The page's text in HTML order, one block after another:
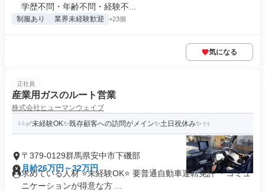
学歴不問・年齢不問・経験不...
制服あり 業界未経験歓迎 +23個
気になる
正社員
産業用ガスのルート営業
株式会社ヒューマンウェイブ
✅未経験OK✨既存顧客への訪問がメイン✨土日祝休み✨
〒379-0129群馬県安中市下磯部
月給26万円～32万円
求めている人材 ⭐未経験OK⭐ 要普通自動車運転免許 ・コミュ
ニケーションが得意な方 ...